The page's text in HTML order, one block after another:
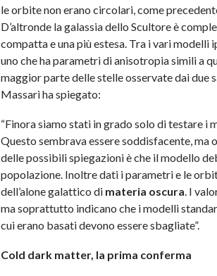
le orbite non erano circolari, come
D’altronde la galassia dello Scultore è
compatta e una più estesa. Tra i vari
uno che ha parametri di anisotropia simili a
maggior parte delle stelle osservate dai
Massari ha spiegato:
“Finora siamo stati in grado solo di testare i
Questo sembrava essere soddisfacente,
delle possibili spiegazioni è che il modello
popolazione. Inoltre dati i parametri e le
dell’alone galattico di materia oscura. I
ma soprattutto indicano che i modelli
cui erano basati devono essere sbagliate”.
Cold dark matter, la prima conferma